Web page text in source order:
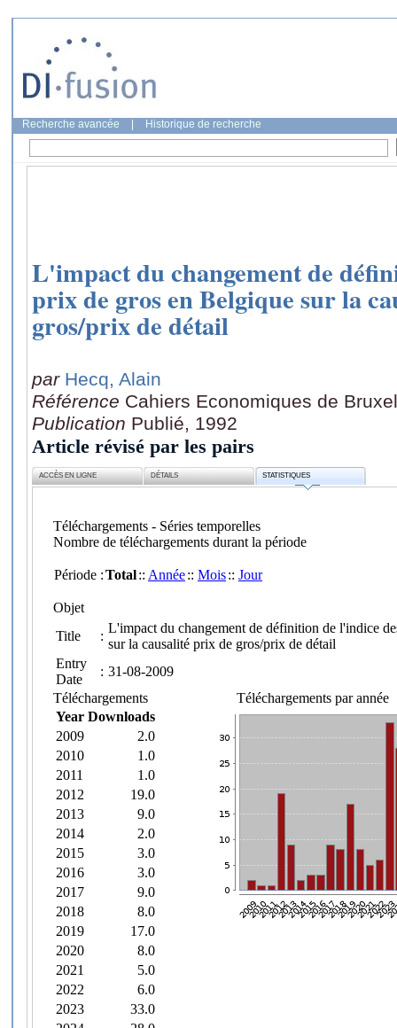
Recherche avancée Historique de recherche
L'impact du changement de
prix de gros en Belgique sur la
gros/prix de détail
par Hecq, Alain
Référence Cahiers Economiques de
Publication Publié, 1992
Article révisé par les pairs
ACCÈS EN LIGNE DÉTAILS STATISTIQUES